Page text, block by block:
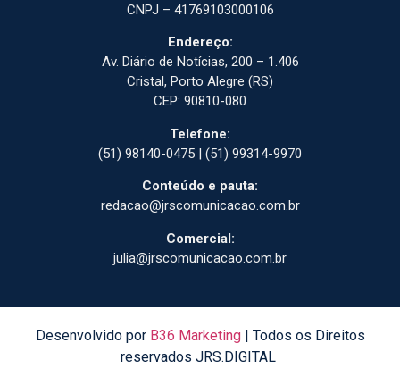
CNPJ – 41769103000106
Endereço:
Av. Diário de Notícias, 200 – 1.406
Cristal, Porto Alegre (RS)
CEP: 90810-080
Telefone:
(51) 98140-0475 | (51) 99314-9970
Conteúdo e pauta:
redacao@jrscomunicacao.com.br
Comercial:
julia@jrscomunicacao.com.br
Desenvolvido por B36 Marketing| Todos os Direitos
reservados JRS.DIGITAL